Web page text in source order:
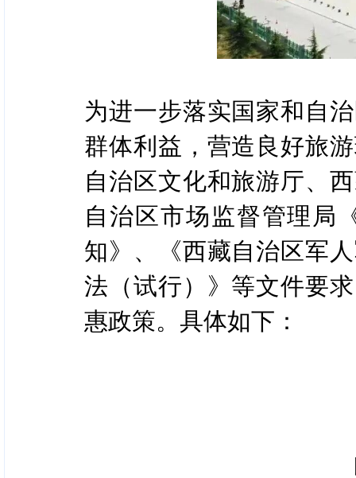
为进一步落实国家和自
群体利益，营造良好旅
自治区文化和旅游厅、
自治区市场监督管理局
知》、《西藏自治区军
法（试行）》等文件要
惠政策。具体如下：